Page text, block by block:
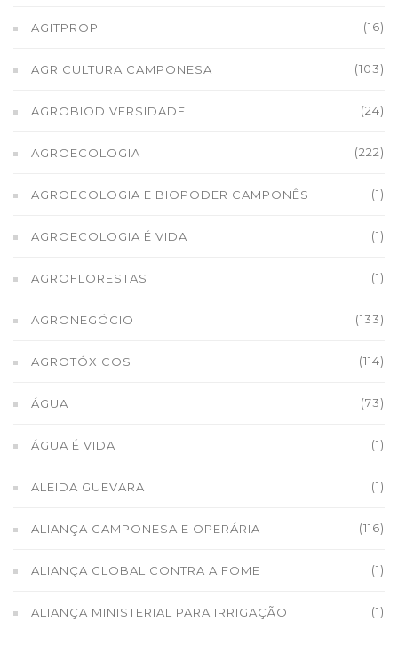
AGITPROP (16)
AGRICULTURA CAMPONESA (103)
AGROBIODIVERSIDADE (24)
AGROECOLOGIA (222)
AGROECOLOGIA E BIOPODER CAMPONÊS (1)
AGROECOLOGIA É VIDA (1)
AGROFLORESTAS (1)
AGRONEGÓCIO (133)
AGROTÓXICOS (114)
ÁGUA (73)
ÁGUA É VIDA (1)
ALEIDA GUEVARA (1)
ALIANÇA CAMPONESA E OPERÁRIA (116)
ALIANÇA GLOBAL CONTRA A FOME (1)
ALIANÇA MINISTERIAL PARA IRRIGAÇÃO (1)